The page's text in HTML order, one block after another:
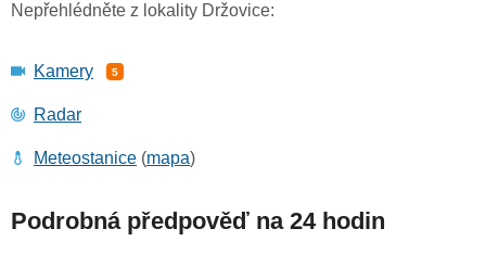
Nepřehlédněte z lokality Držovice:
Kamery 5
Radar
Meteostanice (mapa)
Podrobná předpověď na 24 hodin